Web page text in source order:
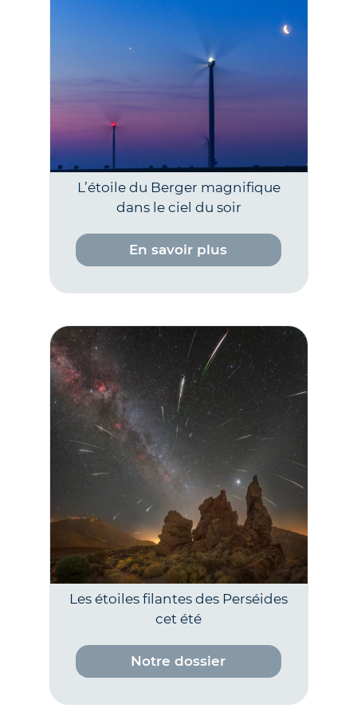
L’étoile du Berger magnifique
dans le ciel du soir
En savoir plus
Les étoiles filantes des Perséides
cet été
Notre dossier